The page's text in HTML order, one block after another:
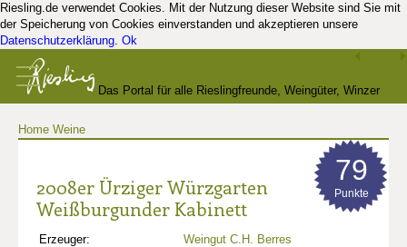
Riesling.de verwendet Cookies. Mit der Nutzung dieser Website sind Sie mit
der Speicherung von Cookies einverstanden und akzeptieren unsere
Datenschutzerklärung. Ok
Das Portal für alle Rieslingfreunde, Weingüter, Winzer
Home Weine
2008er Ürziger Würzgarten
Weißburgunder Kabinett
Erzeuger:
Weingut C.H. Berres
79
Punkte